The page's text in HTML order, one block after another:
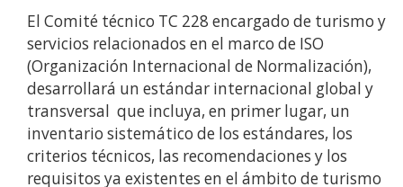
El Comité técnico TC 228 encargado de turismo y
servicios relacionados en el marco de ISO
(Organización Internacional de Normalización),
desarrollará un estándar internacional global y
transversal que incluya, en primer lugar, un
inventario sistemático de los estándares, los
criterios técnicos, las recomendaciones y los
requisitos ya existentes en el ámbito de turismo